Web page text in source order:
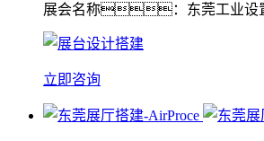
展会名称：东莞工业设
立即咨询